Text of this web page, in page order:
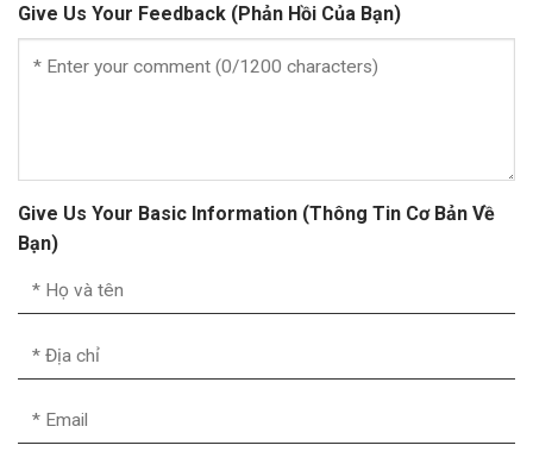
Give Us Your Feedback (Phản Hồi Của Bạn)
Give Us Your Basic Information (Thông Tin Cơ Bản Về
Bạn)